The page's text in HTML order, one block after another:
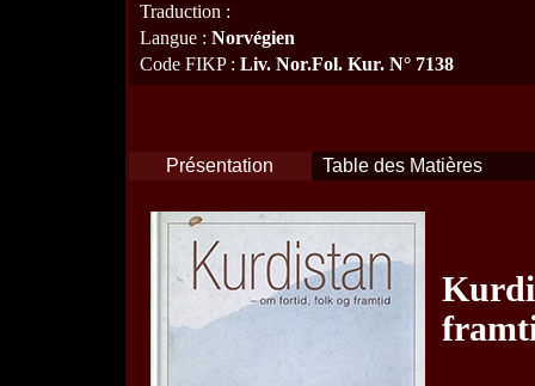
Traduction :
Langue : Norvégien
Code FIKP: Liv. Nor.Fol. Kur. N° 7138
Présentation Table des Matières